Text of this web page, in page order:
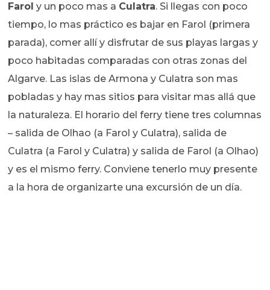
Farol y un poco mas a Culatra. Si llegas con poco
tiempo, lo mas práctico es bajar en Farol (primera
parada), comer allí y disfrutar de sus playas largas y
poco habitadas comparadas con otras zonas del
Algarve. Las islas de Armona y Culatra son mas
pobladas y hay mas sitios para visitar mas allá que
la naturaleza. El horario del ferry tiene tres columnas
– salida de Olhao (a Farol y Culatra), salida de
Culatra (a Farol y Culatra) y salida de Farol (a Olhao)
y es el mismo ferry. Conviene tenerlo muy presente
a la hora de organizarte una excursión de un día.